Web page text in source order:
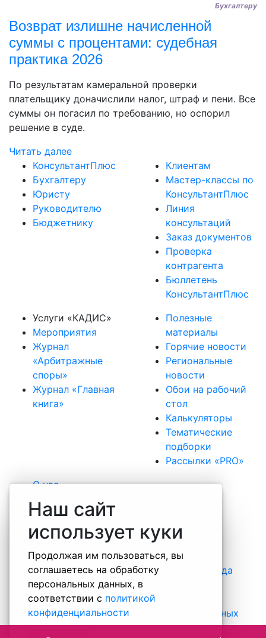
Бухгалтеру
Возврат излишне начисленной
суммы с процентами: судебная
практика 2026
По результатам камеральной проверки
плательщику доначислили налог, штраф и пени. Все
суммы он погасил по требованию, но оспорил
решение в суде.
Читать далее
Наш сайт
использует куки
Продолжая им пользоваться, вы
соглашаетесь на обработку
персональных данных, в
соответствии с политикой
конфиденциальности
КонсультантПлюс
Бухгалтеру
Юристу
Руководителю
Бюджетнику
Клиентам
Мастер-классы по
КонсультантПлюс
Линия
консультаций
Заказ документов
Проверка
контрагента
Бюллетень
КонсультантПлюс
Услуги «КАДИС»
Мероприятия
Журнал
«Арбитражные
споры»
Журнал «Главная
книга»
Полезные
материалы
Горячие новости
Региональные
новости
Обои на рабочий
стол
Калькуляторы
Тематические
подборки
Рассылки «PRO»
О нас
Наша команда
Вакансии
Практика
Отзывы
Некоммерческие проекты
Информация о специальной оценке труда
Правовая информация о компании
Контакты
Политика обработки персональных данных